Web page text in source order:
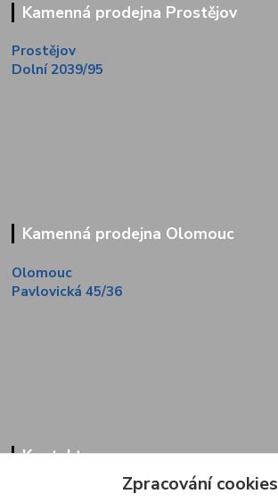
Kamenná prodejna Prostějov
Prostějov
Dolní 2039/95
Kamenná prodejna Olomouc
Olomouc
Pavlovická 45/36
Kontakty
Zákaznická linka
Zpracování cookies